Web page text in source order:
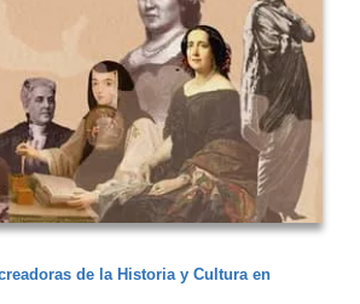
de la Historia y Cultura en